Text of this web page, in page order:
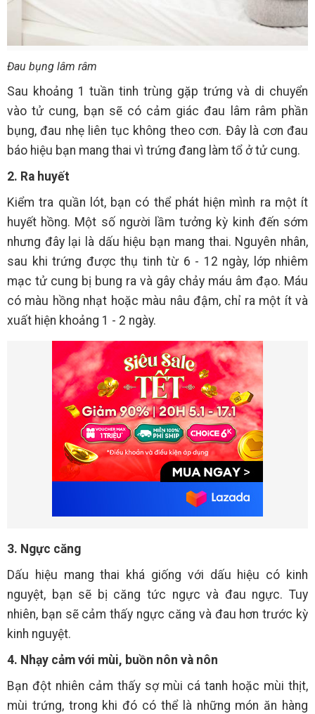
Đau bụng lâm râm
Sau khoảng 1 tuần tinh trùng gặp trứng và di chuyển
vào tử cung, bạn sẽ có cảm giác đau lâm râm phần
bụng, đau nhẹ liên tục không theo cơn. Đây là cơn đau
báo hiệu bạn mang thai vì trứng đang làm tổ ở tử cung.
2. Ra huyết
Kiểm tra quần lót, bạn có thể phát hiện mình ra một ít
huyết hồng. Một số người lầm tưởng kỳ kinh đến sớm
nhưng đây lại là dấu hiệu bạn mang thai. Nguyên nhân,
sau khi trứng được thụ tinh từ 6 - 12 ngày, lớp nhiêm
mạc tử cung bị bung ra và gây chảy máu âm đạo. Máu
có màu hồng nhạt hoặc màu nâu đậm, chỉ ra một ít và
xuất hiện khoảng 1 - 2 ngày.
3. Ngực căng
Dấu hiệu mang thai khá giống với dấu hiệu có kinh
nguyệt, bạn sẽ bị căng tức ngực và đau ngực. Tuy
nhiên, bạn sẽ cảm thấy ngực căng và đau hơn trước kỳ
kinh nguyệt.
4. Nhạy cảm với mùi, buồn nôn và nôn
Bạn đột nhiên cảm thấy sợ mùi cá tanh hoặc mùi thịt,
mùi trứng, trong khi đó có thể là những món ăn hàng